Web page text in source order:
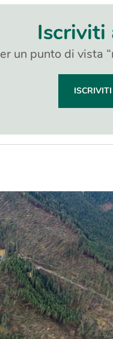
Iscriviti
un punto di vista